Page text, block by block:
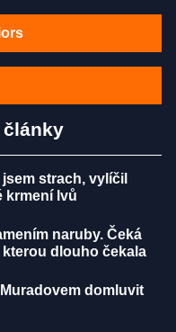
články
strach, vylíčil
krmení lvů
naruby. Čeká
kterou dlouho čekala
domluvit